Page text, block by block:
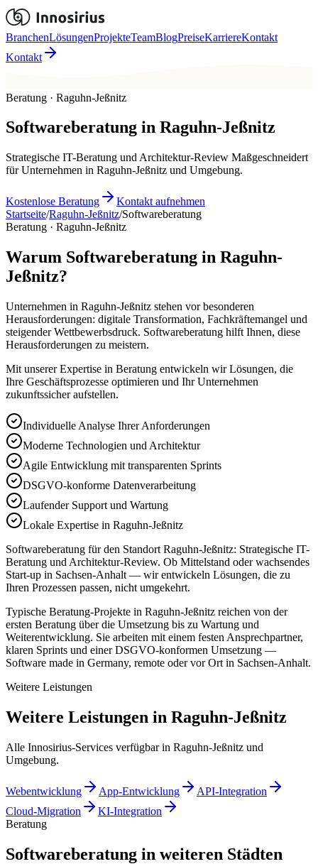
BranchenLösungenProjekteTeamBlogPreiseKarriereKontakt
Kontakt
Beratung · Raguhn-Jeßnitz
Softwareberatung in Raguhn-Jeßnitz
Strategische IT-Beratung und Architektur-Review Maßgeschneidert
für Unternehmen in Raguhn-Jeßnitz und Umgebung.
Kostenlose Beratung
Kontakt aufnehmen
Startseite/Raguhn-Jeßnitz/Softwareberatung
Beratung · Raguhn-Jeßnitz
Warum Softwareberatung in Raguhn-
Jeßnitz?
Unternehmen in Raguhn-Jeßnitz stehen vor besonderen
Herausforderungen: digitale Transformation, Fachkräftemangel und
steigender Wettbewerbsdruck. Softwareberatung hilft Ihnen, diese
Herausforderungen zu meistern.
Mit unserer Expertise in Beratung entwickeln wir Lösungen, die
Ihre Geschäftsprozesse optimieren und Ihr Unternehmen
zukunftssicher aufstellen.
Individuelle Analyse Ihrer Anforderungen
Moderne Technologien und Architektur
Agile Entwicklung mit transparenten Sprints
DSGVO-konforme Datenverarbeitung
Laufender Support und Wartung
Lokale Expertise in Raguhn-Jeßnitz
Softwareberatung für den Standort Raguhn-Jeßnitz: Strategische IT-
Beratung und Architektur-Review. Ob Mittelstand oder wachsendes
Start-up in Sachsen-Anhalt — wir entwickeln Lösungen, die zu
Ihren Prozessen passen, nicht umgekehrt.
Typische Beratung-Projekte in Raguhn-Jeßnitz reichen von der
ersten Beratung über die Umsetzung bis zu Wartung und
Weiterentwicklung. Sie arbeiten mit einem festen Ansprechpartner,
klaren Sprints und einer DSGVO-konformen Umsetzung —
Software made in Germany, remote oder vor Ort in Sachsen-Anhalt.
Weitere Leistungen
Weitere Leistungen in Raguhn-Jeßnitz
Alle Innosirius-Services verfügbar in Raguhn-Jeßnitz und
Umgebung.
Webentwicklung App-Entwicklung
API-Integration
Cloud-Migration
KI-Integration
Beratung
Softwareberatung in weiteren Städten